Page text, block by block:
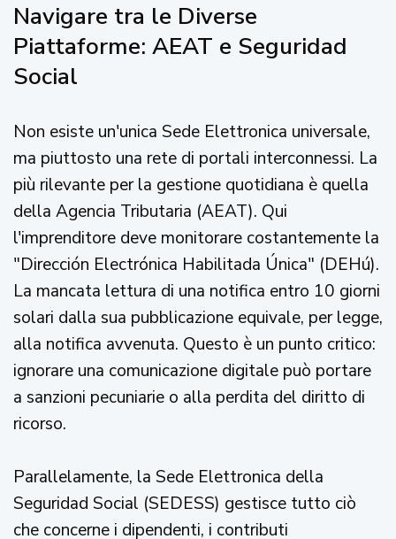
Navigare tra le Diverse
Piattaforme: AEAT e Seguridad
Social
Non esiste un'unica Sede Elettronica universale,
ma piuttosto una rete di portali interconnessi. La
più rilevante per la gestione quotidiana è quella
della Agencia Tributaria (AEAT). Qui
l'imprenditore deve monitorare costantemente la
"Dirección Electrónica Habilitada Única" (DEHú).
La mancata lettura di una notifica entro 10 giorni
solari dalla sua pubblicazione equivale, per legge,
alla notifica avvenuta. Questo è un punto critico:
ignorare una comunicazione digitale può portare
a sanzioni pecuniarie o alla perdita del diritto di
ricorso.
Parallelamente, la Sede Elettronica della
Seguridad Social (SEDESS) gestisce tutto ciò
che concerne i dipendenti, i contributi